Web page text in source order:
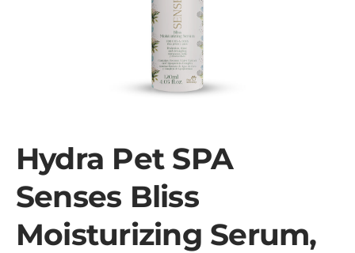
Hydra Pet SPA
Senses Bliss
Moisturizing Serum,